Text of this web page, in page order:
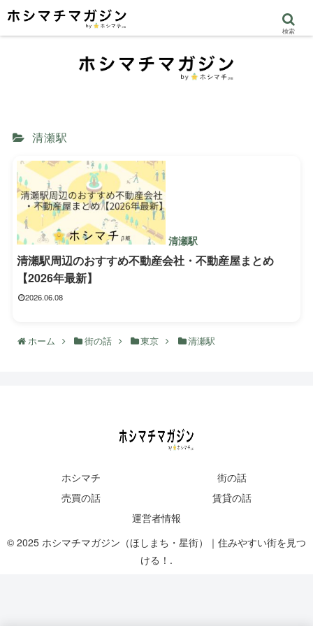
清瀬駅
清瀬駅
清瀬駅周辺のおすすめ不動産会社・不動産屋まとめ
【2026年最新】
2026.06.08
ホーム 街の話 東京 清瀬駅
ホシマチ
街の話
売買の話
賃貸の話
運営者情報
© 2025 ホシマチマガジン（ほしまち・星街）｜住みやすい街を見つ
ける！.
検索